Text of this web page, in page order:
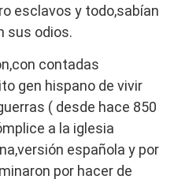
esclavos y todo,sabían
sus odios.
contadas
gen hispano de vivir
( desde hace 850
a la iglesia
española y por
por hacer de